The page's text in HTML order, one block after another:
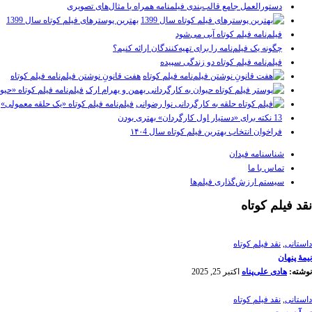
دستورالعمل جامع قالب‌بندی فیلمنامه همراه با مثال‌های تصویری
بهترین پوسترهای فیلم کوتاه سال 1399
فیلم‌نامه فیلم کوتاه آبی می‌شود
چگونه یک فیلم‌نامه را برای تهیه‌کنندگان ارائه کنیم؟
فیلم‌نامه فیلم کوتاه دو زندگی سپیده
هفت قانونِ نوشتن فیلم‌نامه فیلم کوتاه
فیلم‌نامه فیلم کوتاه
فیلم‌نامه فیلم کوتاه «یک حلقه معمولی»
13 نکته برای «دستیار اول کارگردان» بهتری بودن
فراخوان انتخاب بهترین فیلم کوتاه سال ۱۴۰4
شناسنامه فیدان
تماس با ما
سیستم ارزش‌گذاری فیلم‌ها
نقد فیلم کوتاه
داستانی, نقد فیلم کوتاه
نیمۀ پنهان
نوشته: هادی علی‌پناه اکتبر 25, 2025
داستانی, نقد فیلم کوتاه